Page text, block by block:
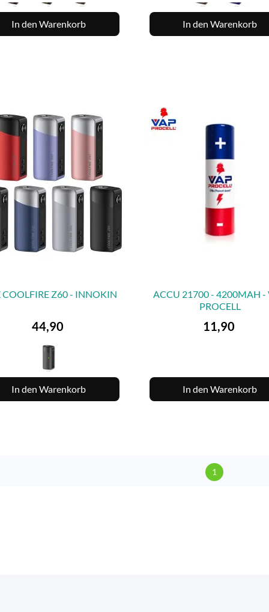
In den Warenkorb In den Warenkorb
COOLFIRE Z60 - INNOKIN
Preis
44,90
In den Warenkorb
VORSCHAU
ACCU 21700 - 4200MAH -
PROCELL
Preis
11,90
In den Warenkorb
1